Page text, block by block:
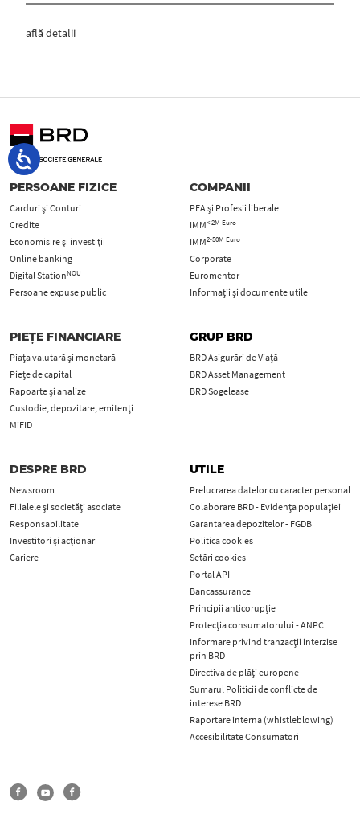
află detalii
PERSOANE FIZICE
Carduri şi Conturi
Credite
Economisire și investiții
Online banking
Digital StationNOU
Persoane expuse public
COMPANII
PFA şi Profesii liberale
IMM< 2M Euro
IMM2-50M Euro
Corporate
Euromentor
Informații și documente utile
PIEȚE FINANCIARE
Piața valutară și monetară
Piețe de capital
Rapoarte și analize
Custodie, depozitare, emitenți
MiFID
GRUP BRD
BRD Asigurări de Viață
BRD Asset Management
BRD Sogelease
DESPRE BRD
Newsroom
Filialele și societăți asociate
Responsabilitate
Investitori și acționari
Cariere
UTILE
Prelucrarea datelor cu caracter personal
Colaborare BRD - Evidența populației
Garantarea depozitelor - FGDB
Politica cookies
Setări cookies
Portal API
Bancassurance
Principii anticorupţie
Protecţia consumatorului - ANPC
Informare privind tranzacții interzise
prin BRD
Directiva de plăți europene
Sumarul Politicii de conflicte de
interese BRD
Raportare interna (whistleblowing)
Accesibilitate Consumatori